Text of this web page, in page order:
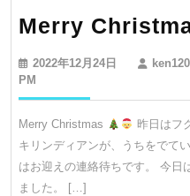
Merry
2022年12月24日
2022
24
日
PM
Merry Christmas
昨日はフ
キリンディアンが、うちをでて
はお迎えの連絡待ちです。 今日
ました。 […]